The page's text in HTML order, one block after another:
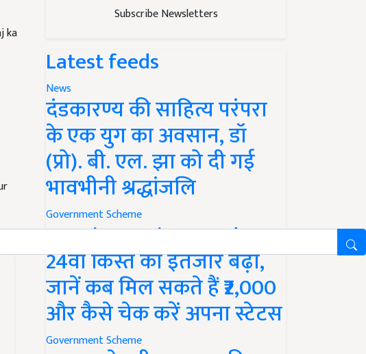
Subscribe Newsletters
Latest feeds
News
दंडकारण्य की साहित्य परंपरा
के एक युग का अवसान, डॉ
(प्रो). बी. एल. झा को दी गई
भावभीनी श्रद्धांजलि
Government Scheme
PM Kisan Yojana Update:
24वीं किस्त का इंतजार बढ़ा,
जानें कब मिल सकते हैं ₹2,000
और कैसे चेक करें अपना स्टेटस
Government Scheme